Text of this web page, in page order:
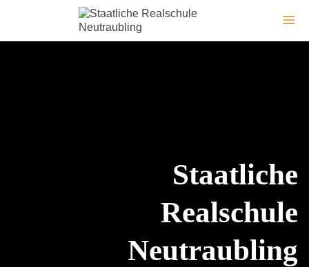
Staatliche
Realschule
Neutraubling